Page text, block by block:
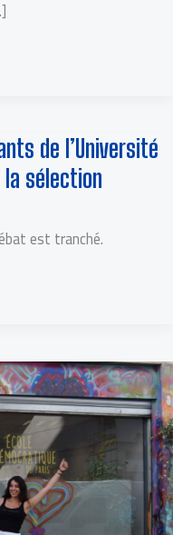
de l’Université
la sélection
est tranché.